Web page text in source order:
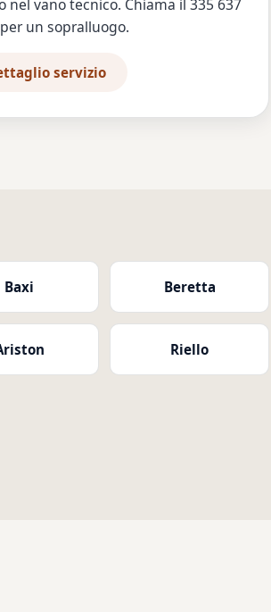
nel vano tecnico. Chiama il 335 637
un sopralluogo.
servizio
Baxi Beretta
Riello